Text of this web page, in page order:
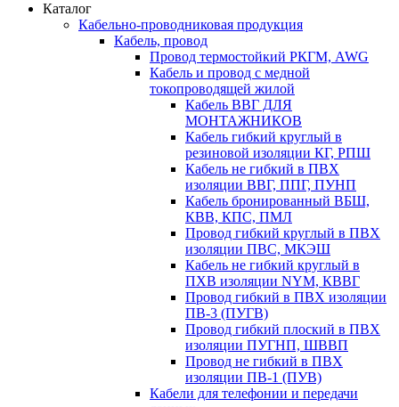
Каталог
Кабельно-проводниковая продукция
Кабель, провод
Провод термостойкий РКГМ, AWG
Кабель и провод с медной
токопроводящей жилой
Кабель ВВГ ДЛЯ
МОНТАЖНИКОВ
Кабель гибкий круглый в
резиновой изоляции КГ, РПШ
Кабель не гибкий в ПВХ
изоляции ВВГ, ППГ, ПУНП
Кабель бронированный ВБШ,
КВВ, КПС, ПМЛ
Провод гибкий круглый в ПВХ
изоляции ПВС, МКЭШ
Кабель не гибкий круглый в
ПХВ изоляции NYM, КВВГ
Провод гибкий в ПВХ изоляции
ПВ-3 (ПУГВ)
Провод гибкий плоский в ПВХ
изоляции ПУГНП, ШВВП
Провод не гибкий в ПВХ
изоляции ПВ-1 (ПУВ)
Кабели для телефонии и передачи